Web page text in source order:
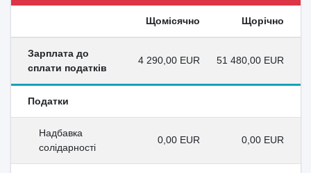
Щомісячно Щорічно
Зарплата до
сплати податків
4 290,00 EUR 51 480,00 EUR
Податки
Надбавка
солідарності
0,00 EUR 0,00 EUR